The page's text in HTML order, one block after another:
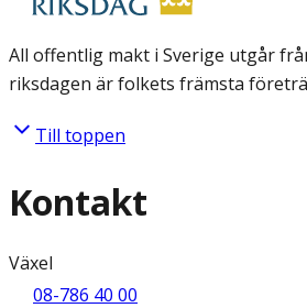
All offentlig makt i Sverige utgår
riksdagen är folkets främsta
Till toppen
Kontakt
Växel
08-786 40 00